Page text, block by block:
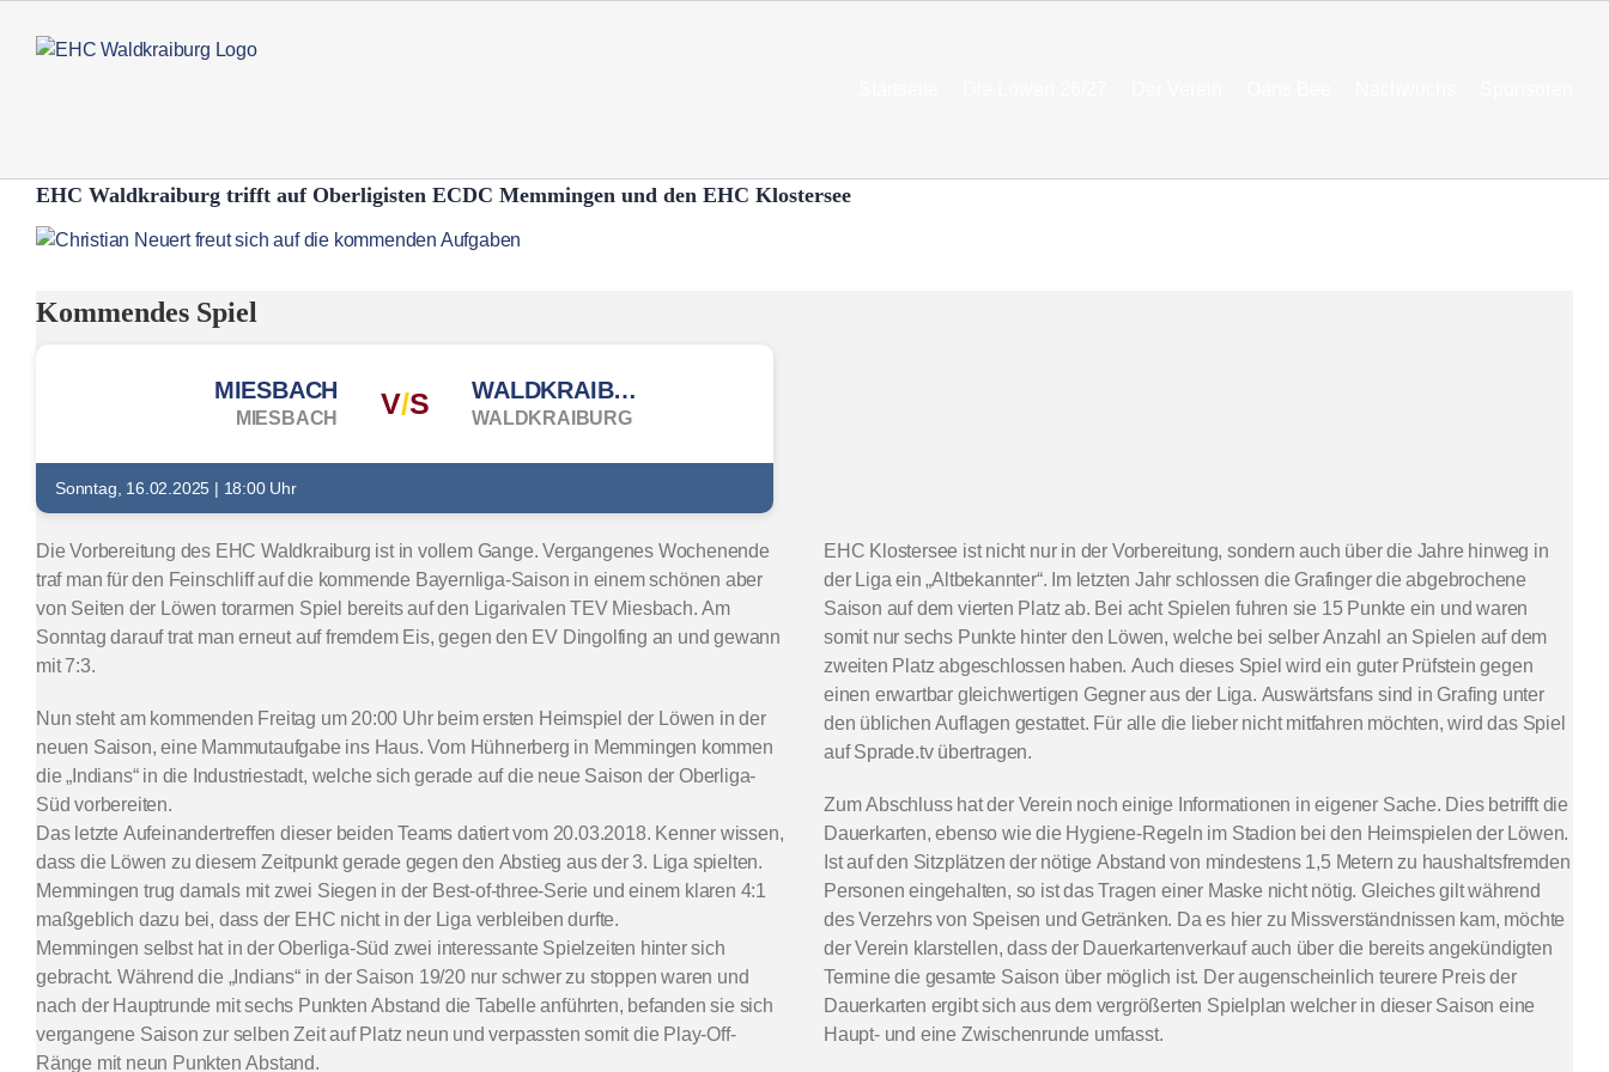
Inhalt
EHC Waldkraiburg trifft auf Oberligisten ECDC Memmingen und den EHC Klostersee
Zeige
Kommendes Spiel
V/S
MIESBACH
MIESBACH
WALDKRAIBURG
WALDKRAIBURG
Sonntag, 16.02.2025 | 18:00 Uhr
Die Vorbereitung des EHC Waldkraiburg ist in vollem Gange. Vergangenes Wochenende
traf man für den Feinschliff auf die kommende Bayernliga-Saison in einem schönen aber
von Seiten der Löwen torarmen Spiel bereits auf den Ligarivalen TEV Miesbach. Am
Sonntag darauf trat man erneut auf fremdem Eis, gegen den EV Dingolfing an und gewann
mit 7:3.
Nun steht am kommenden Freitag um 20:00 Uhr beim ersten Heimspiel der Löwen in der
neuen Saison, eine Mammutaufgabe ins Haus. Vom Hühnerberg in Memmingen kommen
die „Indians“ in die Industriestadt, welche sich gerade auf die neue Saison der Oberliga-
Süd vorbereiten.
Das letzte Aufeinandertreffen dieser beiden Teams datiert vom 20.03.2018. Kenner wissen,
dass die Löwen zu diesem Zeitpunkt gerade gegen den Abstieg aus der 3. Liga spielten.
Memmingen trug damals mit zwei Siegen in der Best-of-three-Serie und einem klaren 4:1
maßgeblich dazu bei, dass der EHC nicht in der Liga verbleiben durfte.
Memmingen selbst hat in der Oberliga-Süd zwei interessante Spielzeiten hinter sich
gebracht. Während die „Indians“ in der Saison 19/20 nur schwer zu stoppen waren und
nach der Hauptrunde mit sechs Punkten Abstand die Tabelle anführten, befanden sie sich
vergangene Saison zur selben Zeit auf Platz neun und verpassten somit die Play-Off-
Ränge mit neun Punkten Abstand.
EHC Klostersee ist nicht nur in der Vorbereitung, sondern auch über die Jahre hinweg in
der Liga ein „Altbekannter“. Im letzten Jahr schlossen die Grafinger die abgebrochene
Saison auf dem vierten Platz ab. Bei acht Spielen fuhren sie 15 Punkte ein und waren
somit nur sechs Punkte hinter den Löwen, welche bei selber Anzahl an Spielen auf dem
zweiten Platz abgeschlossen haben. Auch dieses Spiel wird ein guter Prüfstein gegen
einen erwartbar gleichwertigen Gegner aus der Liga. Auswärtsfans sind in Grafing unter
den üblichen Auflagen gestattet. Für alle die lieber nicht mitfahren möchten, wird das Spiel
auf Sprade.tv übertragen.
Zum Abschluss hat der Verein noch einige Informationen in eigener Sache. Dies betrifft die
Dauerkarten, ebenso wie die Hygiene-Regeln im Stadion bei den Heimspielen der Löwen.
Ist auf den Sitzplätzen der nötige Abstand von mindestens 1,5 Metern zu haushaltsfremden
Personen eingehalten, so ist das Tragen einer Maske nicht nötig. Gleiches gilt während
des Verzehrs von Speisen und Getränken. Da es hier zu Missverständnissen kam, möchte
der Verein klarstellen, dass der Dauerkartenverkauf auch über die bereits angekündigten
Termine die gesamte Saison über möglich ist. Der augenscheinlich teurere Preis der
Dauerkarten ergibt sich aus dem vergrößerten Spielplan welcher in dieser Saison eine
Haupt- und eine Zwischenrunde umfasst.